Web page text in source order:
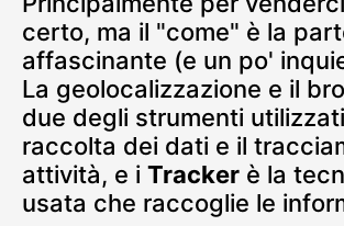
certo, ma il "come" è la
affascinante (e un po'
La geolocalizzazione e il
due degli strumenti
raccolta dei dati e il
attività, e i Tracker è la
usata che raccoglie le